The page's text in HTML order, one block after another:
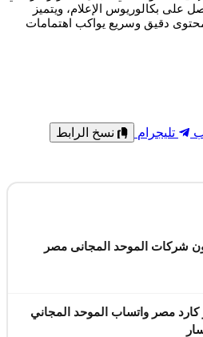
على بكالوريوس الإعلام، ويتميز
محتوى دقيق وسريع يواكب اهتمامات
تليجرام
نسخ الرابط
شركات الموحد المجانى مصر
مصر واتساب الموحد المجاني